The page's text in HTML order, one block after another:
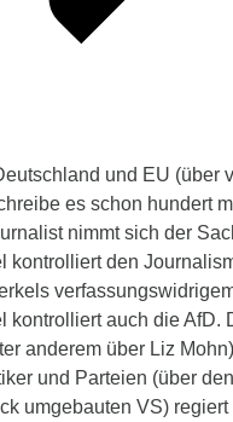
und EU (über
es schon hundert
nimmt sich der
kontrolliert den
kontrolliert auch die AfD.
anderem über Liz
und Parteien (über
umgebauten VS) regiert